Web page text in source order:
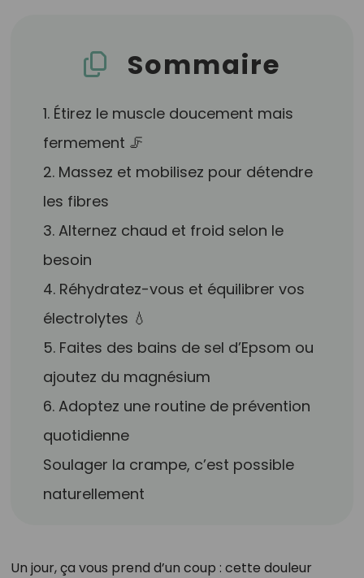
Sommaire
1. Étirez le muscle doucement mais
fermement 🦵
2. Massez et mobilisez pour détendre
les fibres
3. Alternez chaud et froid selon le
besoin
4. Réhydratez-vous et équilibrer vos
électrolytes 💧
5. Faites des bains de sel d’Epsom ou
ajoutez du magnésium
6. Adoptez une routine de prévention
quotidienne
Soulager la crampe, c’est possible
naturellement
Un jour, ça vous prend d’un coup : cette douleur